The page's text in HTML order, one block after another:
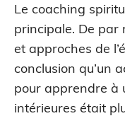
Le coaching
principale. De par
et approches de
conclusion qu’un
pour apprendre à
intérieures était